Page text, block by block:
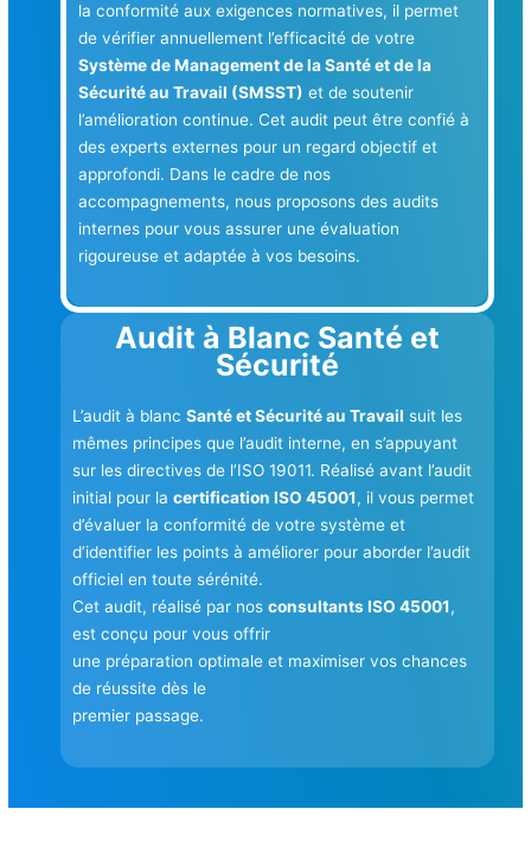
la conformité aux exigences normatives, il permet
de vérifier annuellement l’efficacité de votre
Système de Management de la Santé et de la
Sécurité au Travail (SMSST) et de soutenir
l’amélioration continue. Cet audit peut être confié à
des experts externes pour un regard objectif et
approfondi. Dans le cadre de nos
accompagnements, nous proposons des audits
internes pour vous assurer une évaluation
rigoureuse et adaptée à vos besoins.
Audit à Blanc Santé et
Sécurité
L’audit à blancSanté et Sécurité au Travail suit les
mêmes principes que l’audit interne, en s’appuyant
sur les directives de l’ISO 19011. Réalisé avant l’audit
initial pour lacertification ISO 45001, il vous permet
d’évaluer la conformité de votre système et
d’identifier les points à améliorer pour aborder l’audit
officiel en toute sérénité.
Cet audit, réalisé par nosconsultants ISO 45001,
est conçu pour vous offrir
une préparation optimale et maximiser vos chances
de réussite dès le
premier passage.